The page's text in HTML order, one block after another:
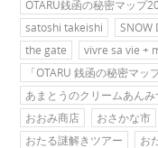
OTARU銭函の秘密マップ
satoshi takeishi
SNOW
the gate
vivre sa vie +
「OTARU 銭函の秘密マップ
あまとうのクリームあんみ
おおみ商店
おさかな市
おたる謎解きツアー
お